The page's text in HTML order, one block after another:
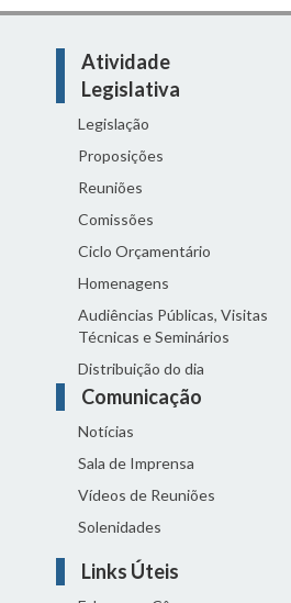
Atividade
Legislativa
Legislação
Proposições
Reuniões
Comissões
Ciclo Orçamentário
Homenagens
Audiências Públicas, Visitas
Técnicas e Seminários
Distribuição do dia
Comunicação
Notícias
Sala de Imprensa
Vídeos de Reuniões
Solenidades
Links Úteis